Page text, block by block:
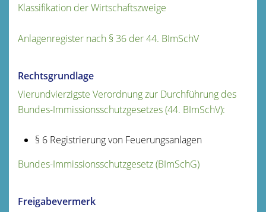
Klassifikation der Wirtschaftszweige
Anlagenregister nach § 36 der 44. BImSchV
Rechtsgrundlage
Vierundvierzigste Verordnung zur Durchführung des
Bundes-Immissionsschutzgesetzes (44. BImSchV):
§ 6 Registrierung von Feuerungsanlagen
Bundes-Immissionsschutzgesetz (BImSchG)
Freigabevermerk